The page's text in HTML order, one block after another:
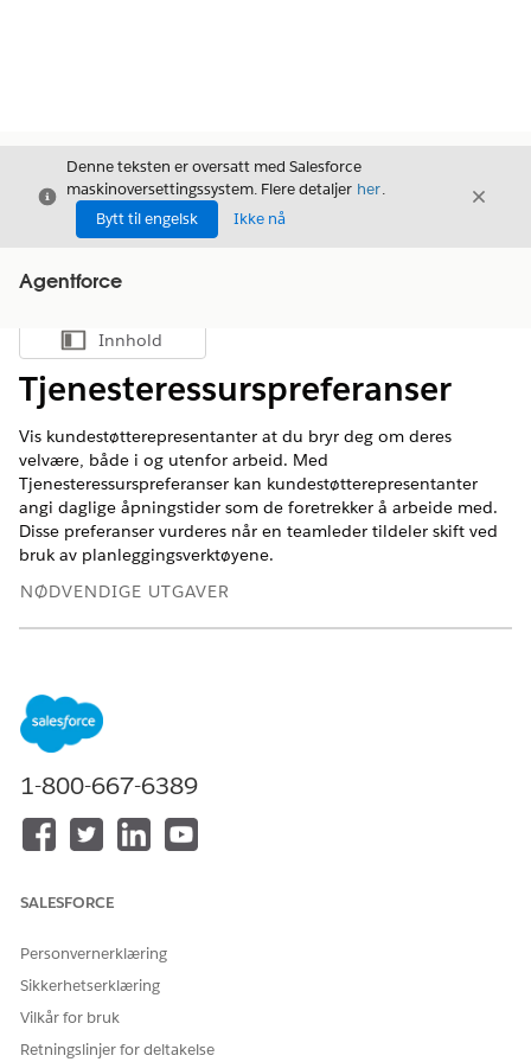
Avslutt
Denne teksten er oversatt med Salesforce
maskinoversettingssystem. Flere detaljer her.
Bytt til engelsk
Ikke nå
Avslutt
Agentforce
Vis innholdsfortegnelse
Innhold
Tjenesteressurspreferanser
Vis kundestøtterepresentanter at du bryr deg om deres
velvære, både i og utenfor arbeid. Med
Tjenesteressurspreferanser kan kundestøtterepresentanter
angi daglige åpningstider som de foretrekker å arbeide med.
Disse preferanser vurderes når en teamleder tildeler skift ved
bruk av planleggingsverktøyene.
NØDVENDIGE UTGAVER
Forberede bruk av tjenesteressurspreferanser
Når du har konfigurert tjenesteressurspreferanser, kan
kundestøtterepresentantene angi hvilke dager og
kundestøtterepresentanter til skift, tar
planleggingsverktøyene hensyn til hver
kundestøtterepresentants preferanser.
Med tjenesteressurspreferanser kan du,
Send en tjenesteressurspreferanse som gjenspeiler antall
timer du vil arbeide. Når planleggere planlegger skift,
vurderer planleggingsverktøyene preferansene dine.
1-800-667-6389
SALESFORCE
Personvernerklæring
Sikkerhetserklæring
Vilkår for bruk
Retningslinjer for deltakelse